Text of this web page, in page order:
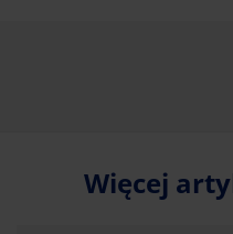
Więcej